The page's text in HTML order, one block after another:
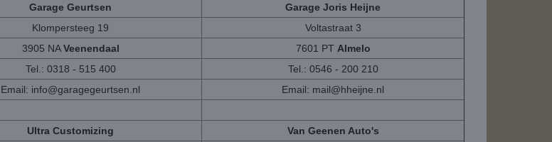
Garage Geurtsen
Garage Joris Heijne
Klompersteeg 19
Voltastraat 3
3905 NAVeenendaal 7601 PT Almelo
Tel.: 0318 - 515 400
Tel.: 0546 - 200 210
Email: info@garagegeurtsen.nl Email: mail@hheijne.nl
Ultra Customizing
Van Geenen Auto's